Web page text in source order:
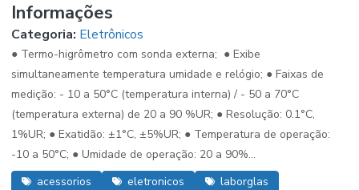
Informações
Categoria: Eletrônicos
● Termo-higrômetro com sonda externa; ● Exibe
simultaneamente temperatura umidade e relógio; ● Faixas de
medição: - 10 a 50°C (temperatura interna) / - 50 a 70°C
(temperatura externa) de 20 a 90 %UR; ● Resolução: 0.1°C,
1%UR; ● Exatidão: ±1°C, ±5%UR; ● Temperatura de operação:
-10 a 50°C; ● Umidade de operação: 20 a 90%...
acessorios
eletronicos
laborglas